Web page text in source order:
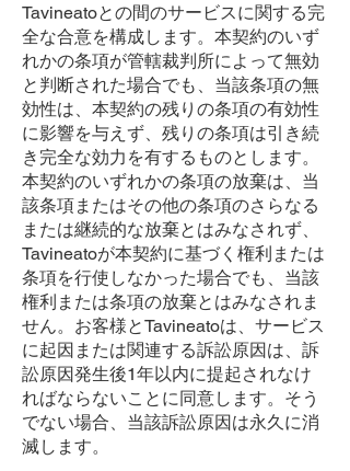
Tavineatoとの間のサービスに関する完
全な合意を構成します。本契約のいず
れかの条項が管轄裁判所によって無効
と判断された場合でも、当該条項の無
効性は、本契約の残りの条項の有効性
に影響を与えず、残りの条項は引き続
き完全な効力を有するものとします。
本契約のいずれかの条項の放棄は、当
該条項またはその他の条項のさらなる
または継続的な放棄とはみなされず、
Tavineatoが本契約に基づく権利または
条項を行使しなかった場合でも、当該
権利または条項の放棄とはみなされま
せん。お客様とTavineatoは、サービス
に起因または関連する訴訟原因は、訴
訟原因発生後1年以内に提起されなけ
ればならないことに同意します。そう
でない場合、当該訴訟原因は永久に消
滅します。